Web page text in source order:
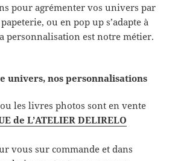
pour agrémenter vos univers par
ou en pop up s’adapte à
personnalisation est notre métier.
univers, nos personnalisations
les livres photos sont en vente
de L’ATELIER DELIRELO
vous sur commande et dans